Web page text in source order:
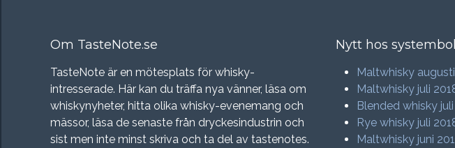
Om TasteNote.se
TasteNote är en mötesplats för whisky-
intresserade. Här kan du träffa nya vänner, läsa om
whiskynyheter, hitta olika whisky-evenemang och
mässor, läsa de senaste från dryckesindustrin och
sist men inte minst skriva och ta del av tastenotes.
Nytt hos
Maltwhisky
Maltwhisky juli
Blended whisky
Rye whisky juli
Maltwhisky juni